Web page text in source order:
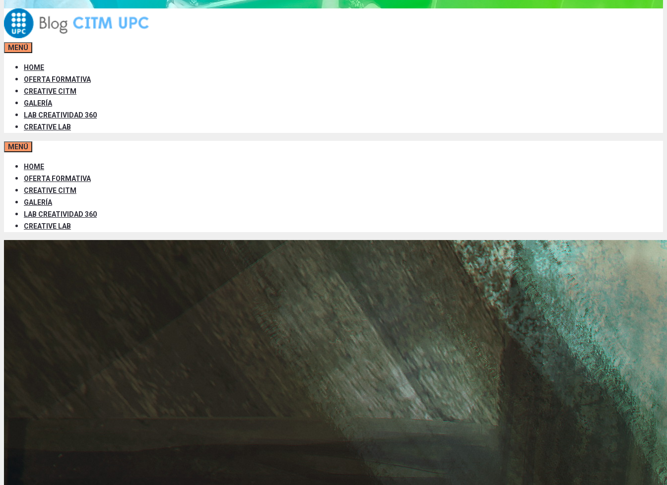
MENÚ
HOME
OFERTA FORMATIVA
CREATIVE CITM
GALERÍA
LAB CREATIVIDAD 360
CREATIVE LAB
MENÚ
HOME
OFERTA FORMATIVA
CREATIVE CITM
GALERÍA
LAB CREATIVIDAD 360
CREATIVE LAB